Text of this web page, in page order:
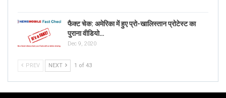
फैक्ट चेक: अमेरिका में हुए प्रो-खालिस्तान प्रोटेस्ट का
पुराना वीडियो…
Dec 9, 2020
PREV NEXT 1 of 43